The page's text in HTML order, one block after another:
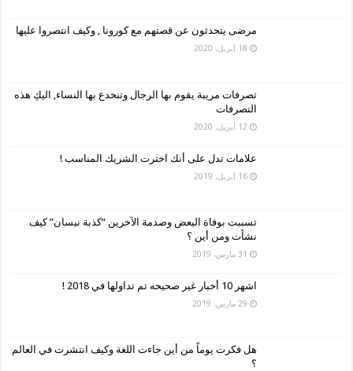
مرضى يتحدثون عن قصتهم مع كورونا , وكيف انتصروا عليها
18 أبريل، 2020
تصرفات مريبة يقوم بها الرجال وتنخدع بها النساء, اليكِ هذه
التصرفات
12 أبريل، 2020
علامات تدل على أنك اخترت الشريك المناسب !
16 أبريل، 2019
تسببت بوفاة البعض وصدمة الآخرين “كذبة نيسان” كيف
نشأت ومن أين ؟
31 مارس، 2019
اشهر 10 أخبار غير صحيحه تم تداولها في 2018 !
29 مارس، 2019
هل فكرت يوماً من أين جاءت اللغة وكيف انتشرت في العالم
؟